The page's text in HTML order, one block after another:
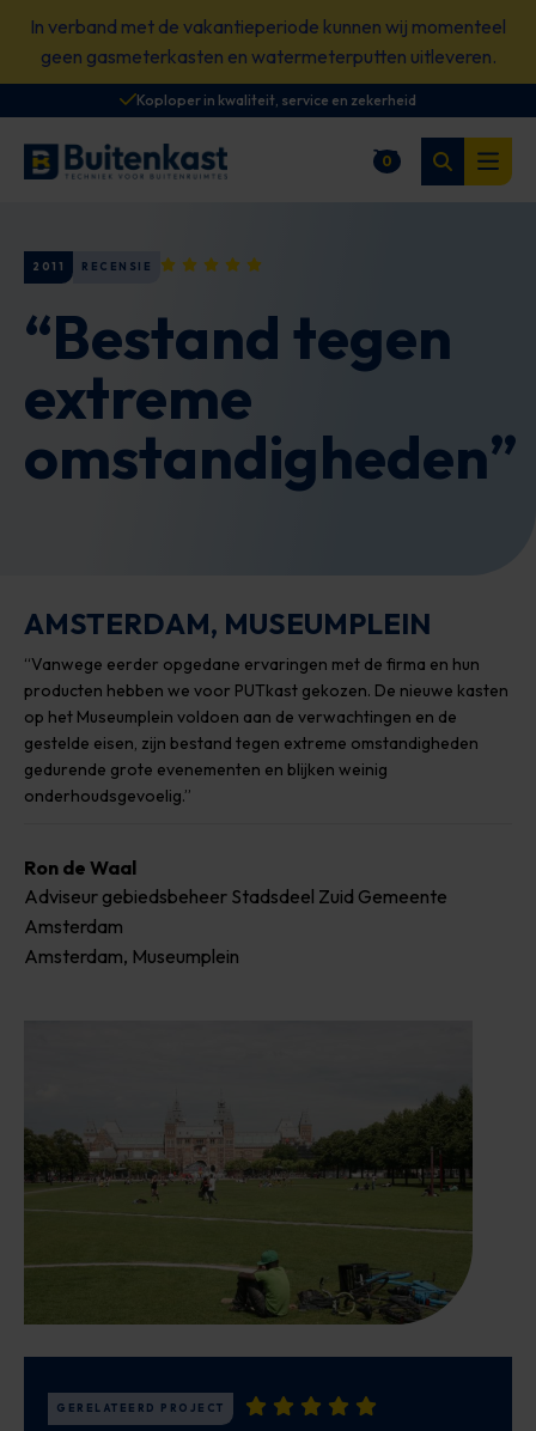
content
In verband met de vakantieperiode kunnen wij momenteel
geen gasmeterkasten en watermeterputten uitleveren.
Koploper in kwaliteit, service en zekerheid
0
Winkelwagen
Zoeken
Open
“Bestand tegen
extreme
omstandigheden”
2011 RECENSIE
AMSTERDAM, MUSEUMPLEIN
“Vanwege eerder opgedane ervaringen met de firma en hun
producten hebben we voor PUTkast gekozen. De nieuwe kasten
op het Museumplein voldoen aan de verwachtingen en de
gestelde eisen, zijn bestand tegen extreme omstandigheden
gedurende grote evenementen en blijken weinig
onderhoudsgevoelig.”
Ron de Waal
Adviseur gebiedsbeheer Stadsdeel Zuid Gemeente
Amsterdam
Amsterdam, Museumplein
GERELATEERD PROJECT